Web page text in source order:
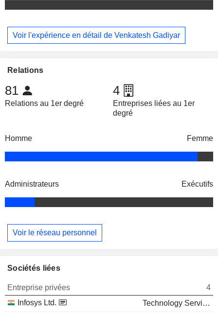
Voir l'expérience en détail de Venkatesh Gadiyar
Relations
81
Relations au 1er degré
4
Entreprises liées au 1er
degré
Homme Femme
Administrateurs Exécutifs
Voir le réseau personnel
Sociétés liées
Entreprise privées
4
Infosys Ltd.
Technology Services